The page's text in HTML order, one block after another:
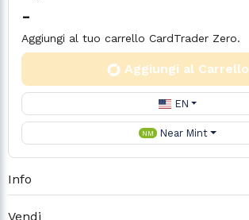
-
Aggiungi al tuo carrello CardTrader Zero.
Aggiungi al Carrello
EN
NM Near Mint
Info
Vendi